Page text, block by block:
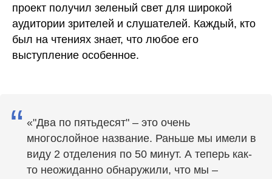
проект получил зеленый свет для широкой
аудитории зрителей и слушателей. Каждый, кто
был на чтениях знает, что любое его
выступление особенное.
“ «"Два по пятьдесят" – это очень
многослойное название. Раньше мы имели в
виду 2 отделения по 50 минут. А теперь как-
то неожиданно обнаружили, что мы –